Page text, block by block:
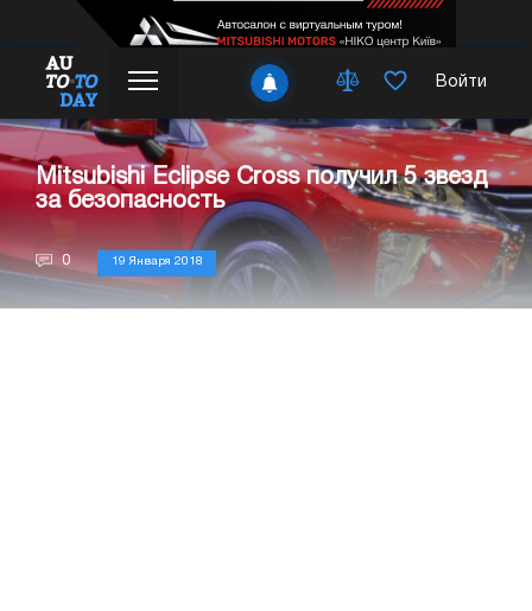
Войти
Mitsubishi Eclipse Cross получил 5 звезд
за безопасность
0 19 Января 2018